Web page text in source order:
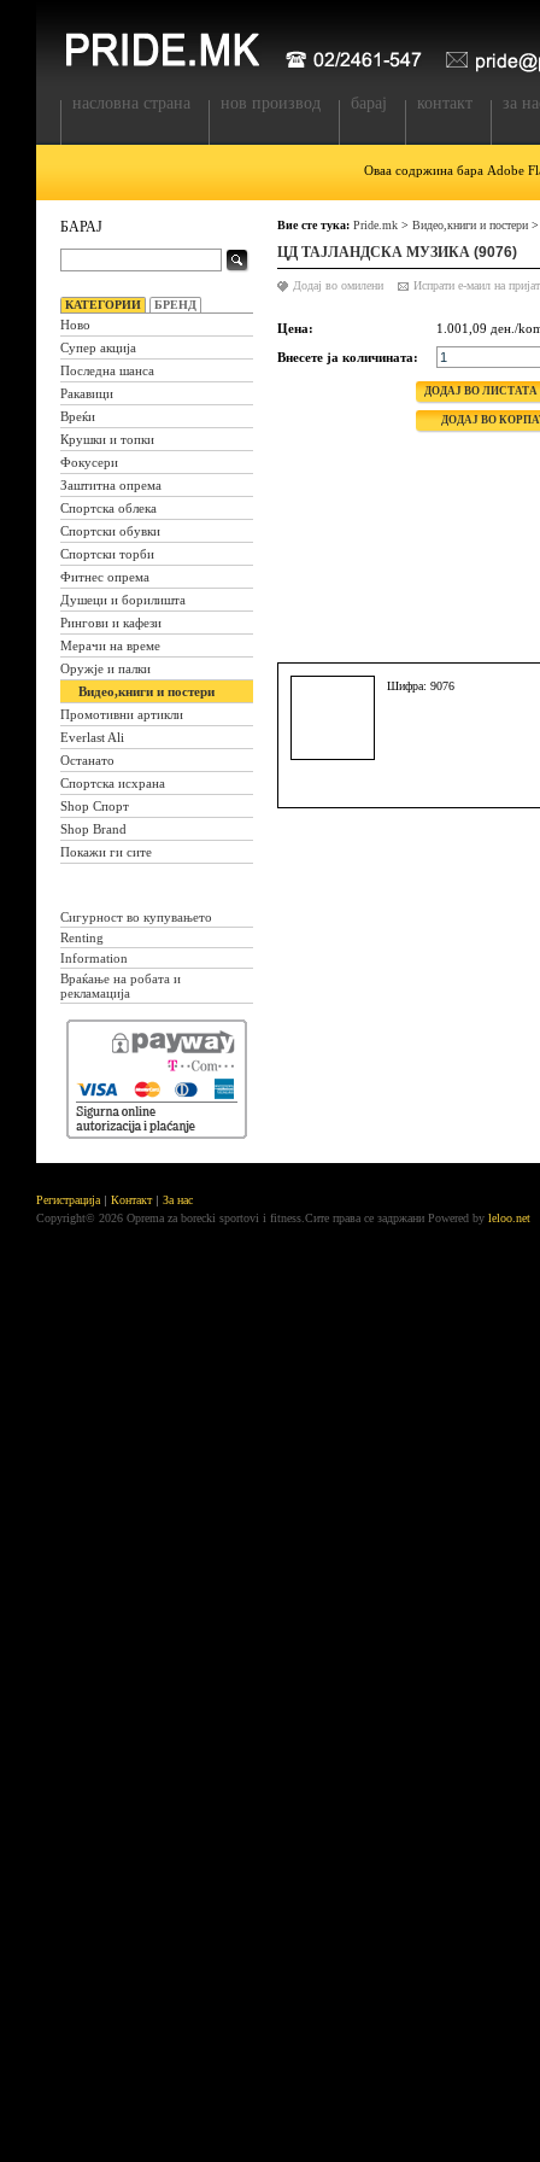
насловна страна нов производ барај контакт за
Оваа содржина бара Adobe
БАРАЈ
КАТЕГОРИИ БРЕНД
Ново
Супер акција
Последна шанса
Ракавици
Вреќи
Крушки и топки
Фокусери
Заштитна опрема
Спортска облека
Спортски обувки
Спортски торби
Фитнес опрема
Душеци и борилишта
Рингови и кафези
Мерачи на време
Оружје и палки
Видео,книги и постери
Промотивни артикли
Everlast Ali
Останато
Спортска исхрана
Shop Спорт
Shop Brand
Покажи ги сите
Сигурност во купувањето
Renting
Information
Враќање на робата и
рекламација
Вие сте тука: Pride.mk > Видео,книги и постери
ЦД ТАЈЛАНДСКА МУЗИКА (9076)
Додај во омилени
Цена:
1.001,09 ден./
Внесете ја количината:
Шифра: 9076
Регистрација Контакт
За нас
Copyright© 2026 Oprema za borecki sportovi i fitness.Сите права се задржани Powered by leloo.net